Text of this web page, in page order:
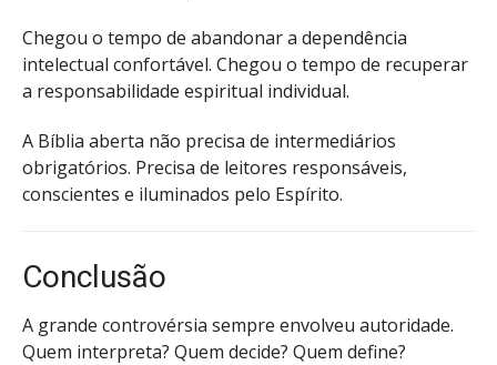
Chegou o tempo de abandonar a dependência
intelectual confortável. Chegou o tempo de recuperar
a responsabilidade espiritual individual.
A Bíblia aberta não precisa de intermediários
obrigatórios. Precisa de leitores responsáveis,
conscientes e iluminados pelo Espírito.
Conclusão
A grande controvérsia sempre envolveu autoridade.
Quem interpreta? Quem decide? Quem define?